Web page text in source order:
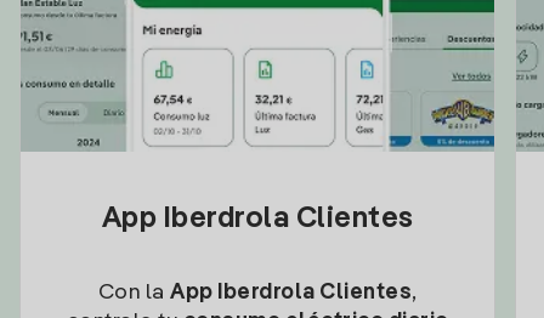
App Iberdrola Clientes
Con la App Iberdrola Clientes,